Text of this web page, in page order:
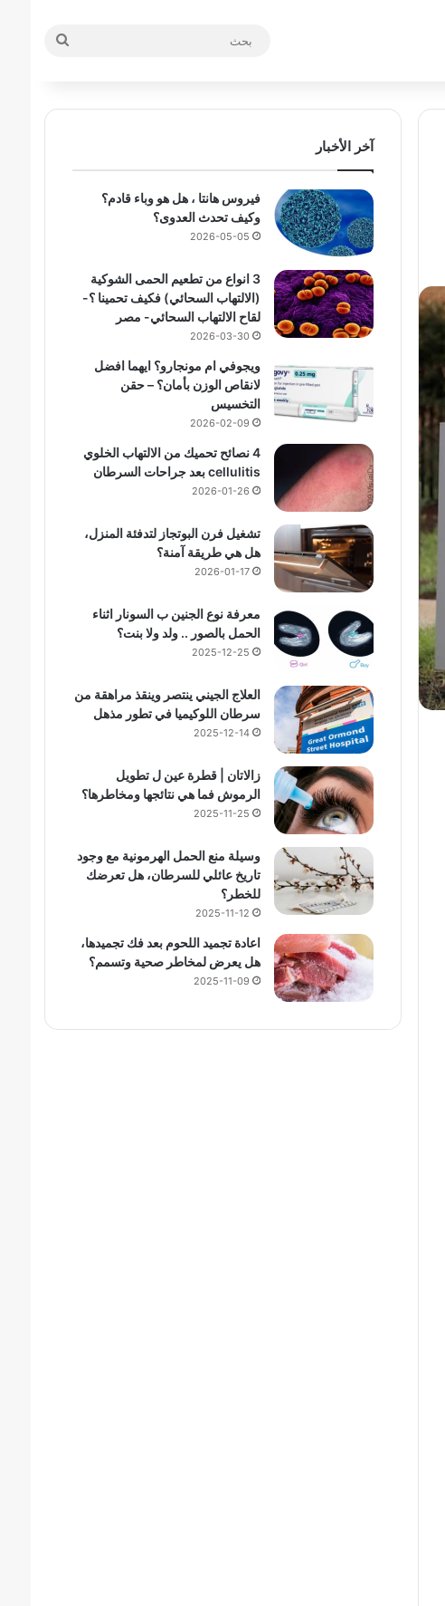
بحث
آخر الأخبار
فيروس هانتا ، هل هو وباء قادم؟
وكيف تحدث العدوى؟
2026-05-05
3 انواع من تطعيم الحمى الشوكية
(الالتهاب السحائي) فكيف تحمينا ؟-
لقاح الالتهاب السحائي- مصر
2026-03-30
ويجوفي ام مونجارو؟ ايهما افضل
لانقاص الوزن بأمان؟ – حقن
التخسيس
2026-02-09
4 نصائح تحميك من الالتهاب الخلوي
cellulitis بعد جراحات السرطان
2026-01-26
تشغيل فرن البوتجاز لتدفئة المنزل،
هل هي طريقة آمنة؟
2026-01-17
معرفة نوع الجنين ب السونار اثناء
الحمل بالصور .. ولد ولا بنت؟
2025-12-25
العلاج الجيني ينتصر وينقذ مراهقة من
سرطان اللوكيميا في تطور مذهل
2025-12-14
زالاتان | قطرة عين ل تطويل
الرموش فما هي نتائجها ومخاطرها؟
2025-11-25
وسيلة منع الحمل الهرمونية مع وجود
تاريخ عائلي للسرطان، هل تعرضك
للخطر؟
2025-11-12
اعادة تجميد اللحوم بعد فك تجميدها،
هل يعرض لمخاطر صحية وتسمم؟
2025-11-09